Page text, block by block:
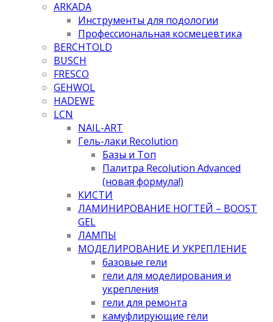
ARKADA
Инструменты для подологии
Профессиональная космецевтика
BERCHTOLD
BUSCH
FRESCO
GEHWOL
HADEWE
LCN
NAIL-ART
Гель-лаки Recolution
Базы и Топ
Палитра Recolution Advanced
(новая формула!)
КИСТИ
ЛАМИНИРОВАНИЕ НОГТЕЙ – BOOST
GEL
ЛАМПЫ
МОДЕЛИРОВАНИЕ И УКРЕПЛЕНИЕ
базовые гели
гели для моделирования и
укрепления
гели для ремонта
камуфлирующие гели